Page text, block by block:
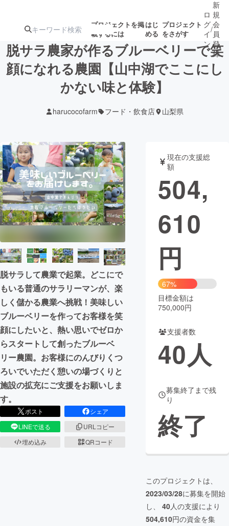
プロジェクトを掲
載するには
はじ
める
プロジェクト
をさがす
注目のリ 注目の新着プロ
ジェクト
募集終了が近いプ
テクノロジー・ガジェット
映像・映画 書籍・雑誌
ビジネス・起業 チャレンジ
まちづくり・地域活性化
CAMPFIRE for Social Good
CAMPFIRE Creation
CAMPFIREふるさと納税machi-ya コミュニティ
ロ
グ
イ
ン
/
新
規
会
員
登
録
脱サラ農家が作るブルーベリーで笑
顔になれる農園【山中湖でここにし
かない味と体験】
harucocofarm フード・飲食店 山梨県
脱サラして農業で起業。どこにで
もいる普通のサラリーマンが、楽
しく儲かる農業へ挑戦！美味しい
ブルーベリーを作ってお客様を笑
顔にしたいと、熱い思いでゼロか
らスタートして創ったブルーベ
リー農園。お客様にのんびりくつ
ろいでいただく憩いの場づくりと
施設の拡充にご支援をお願いしま
す。
ポスト
シェア
LINEで送る
URLコピー
埋め込み
QRコード
現在の支援総
額
504,
610
円
67%
目標金額は
750,000円
支援者数
40人
募集終了まで残
り
終了
このプロジェクトは、
2023/03/28に募集を開始
し、 40人の支援により
504,610円の資金を集